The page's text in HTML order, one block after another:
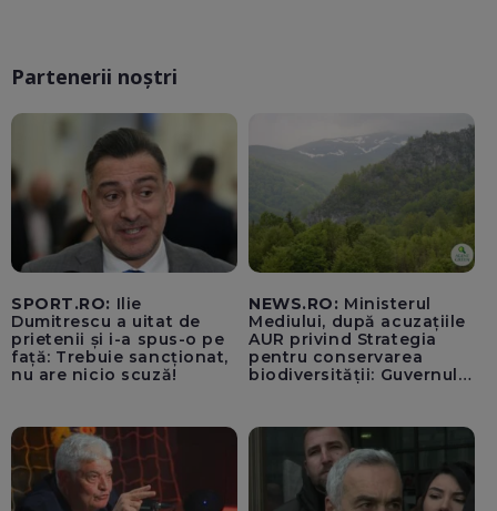
Partenerii noștri
SPORT.RO: Ilie
Dumitrescu a uitat de
prietenii și i-a spus-o pe
față: Trebuie sancționat,
nu are nicio scuză!
NEWS.RO: Ministerul
Mediului, după acuzațiile
AUR privind Strategia
pentru conservarea
biodiversității: Guvernul a
500.000 de lei/ Costul
total - 373.600 de lei a
acoperit întregul studiu
tehnic, structurat în opt
activită